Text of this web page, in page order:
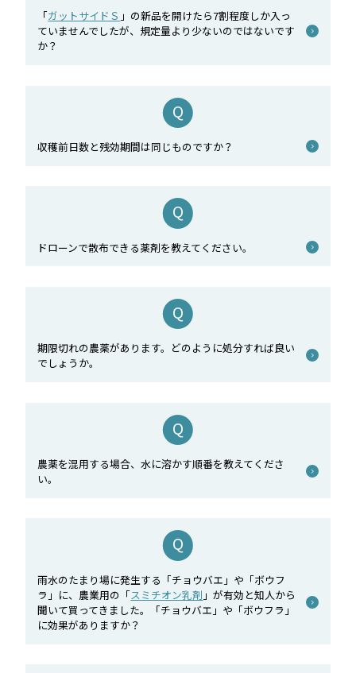
「ガットサイドＳ 」の新品を開けたら7割程度しか入っ
ていませんでしたが、規定量より少ないのではないです
か？
収穫前日数と残効期間は同じものですか？
ドローンで散布できる薬剤を教えてください。
期限切れの農薬があります。どのように処分すれば良い
でしょうか。
農薬を混用する場合、水に溶かす順番を教えてくださ
い。
雨水のたまり場に発生する「チョウバエ」や「ボウフ
ラ」に、農業用の「スミチオン乳剤 」が有効と知人から
聞いて買ってきました。「チョウバエ」や「ボウフラ」
に効果がありますか？